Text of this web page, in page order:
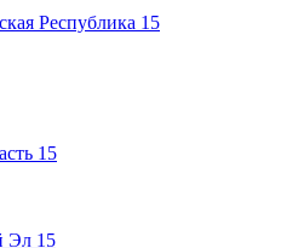
Республика 15
15
Эл 15